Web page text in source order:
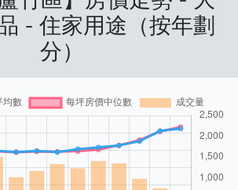
- 住家用途（按年劃
分）